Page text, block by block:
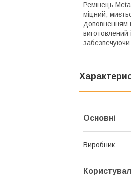
Ремінець
міцний,
доповненням
виготовлений
забезпечуючи
Основні
Виробник